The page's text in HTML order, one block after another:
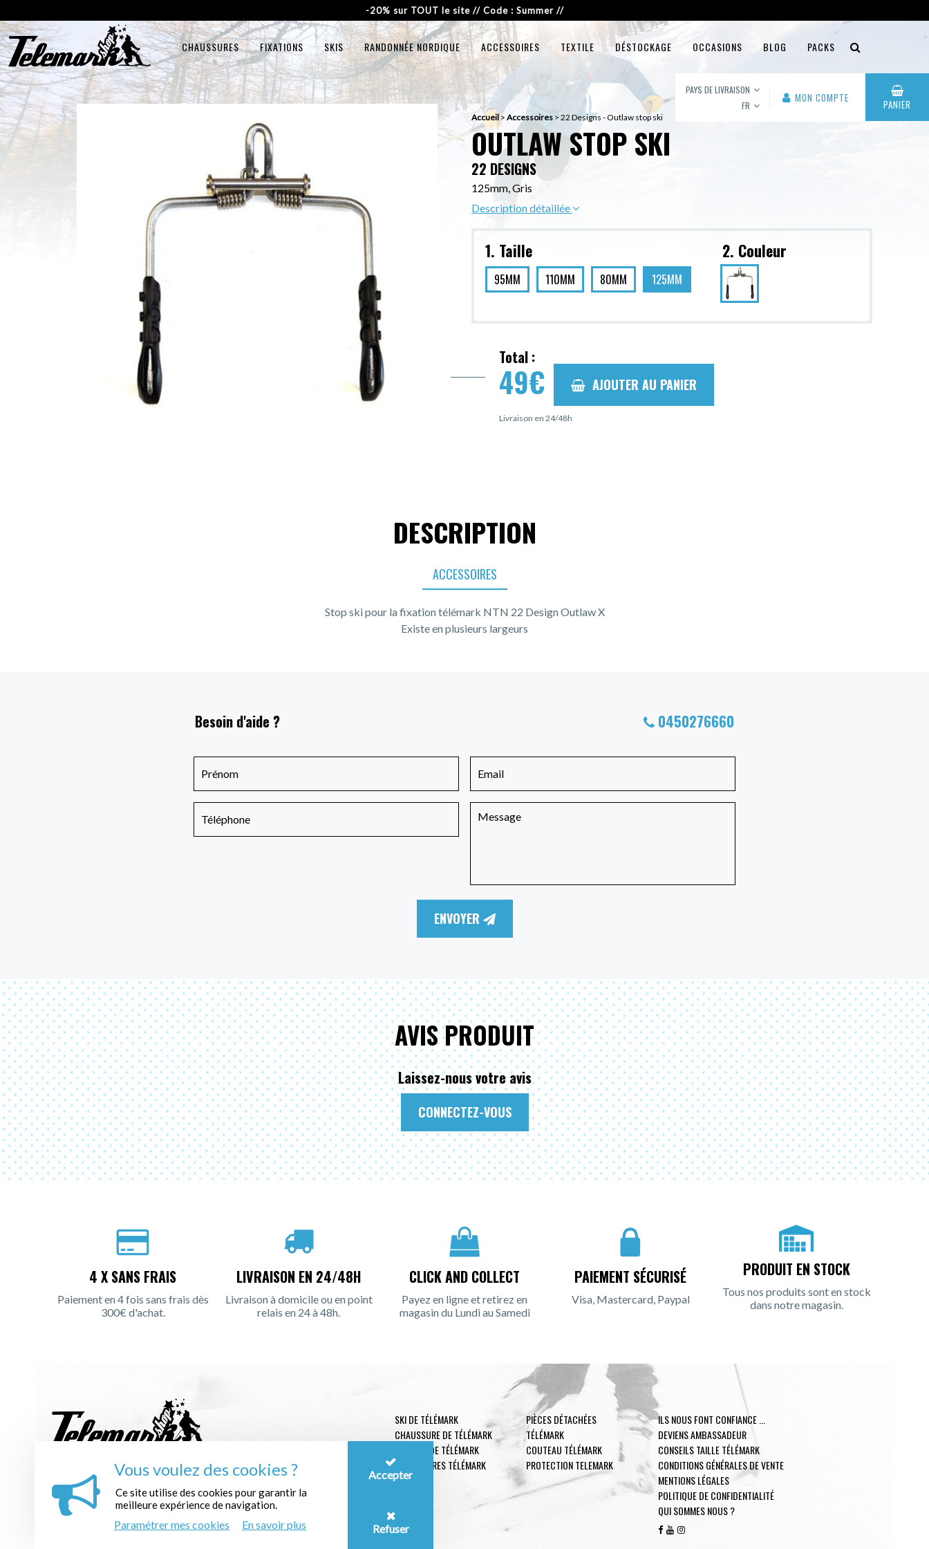
-20% sur TOUT le site // Code : Summer //
CHAUSSURES FIXATIONS SKIS RANDONNÉE NORDIQUE ACCESSOIRES TEXTILE DÉSTOCKAGE OCCASIONS BLOG PACKS
PAYS DE LIVRAISON
FR
MON COMPTE PANIER
Accueil > Accessoires > 22 Designs - Outlaw stop ski
OUTLAW STOP SKI
22 DESIGNS
125mm, Gris
Description détaillée
1. Taille
95MM 110MM 80MM 125MM
2. Couleur
Total :
49€ AJOUTER AU PANIER
Livraison en 24/48h
DESCRIPTION
ACCESSOIRES
Stop ski pour la fixation télémark NTN 22 Design Outlaw X
Existe en plusieurs largeurs
Besoin d'aide ? 0450276660
ENVOYER
AVIS PRODUIT
Laissez-nous votre avis
CONNECTEZ-VOUS
4 X SANS FRAIS
Paiement en 4 fois sans frais dès
300€ d'achat.
LIVRAISON EN 24/48H
Livraison à domicile ou en point
relais en 24 à 48h.
CLICK AND COLLECT
Payez en ligne et retirez en
magasin du Lundi au Samedi
PAIEMENT SÉCURISÉ
Visa, Mastercard, Paypal
PRODUIT EN STOCK
Tous nos produits sont en stock
dans notre magasin.
INSCRIPTION À LA NEWSLETTER :
SKI DE TÉLÉMARK
CHAUSSURE DE TÉLÉMARK
FIXATION DE TÉLÉMARK
ACCESSOIRES TÉLÉMARK
PIÈCES DÉTACHÉES
TÉLÉMARK
COUTEAU TÉLÉMARK
PROTECTION TELEMARK
ILS NOUS FONT CONFIANCE ...
DEVIENS AMBASSADEUR
CONSEILS TAILLE TÉLÉMARK
CONDITIONS GÉNÉRALES DE VENTE
MENTIONS LÉGALES
POLITIQUE DE CONFIDENTIALITÉ
QUI SOMMES NOUS ?
Vous voulez des cookies ?
Ce site utilise des cookies pour garantir la
meilleure expérience de navigation.
Paramétrer mes cookies En savoir plus
Accepter
Refuser